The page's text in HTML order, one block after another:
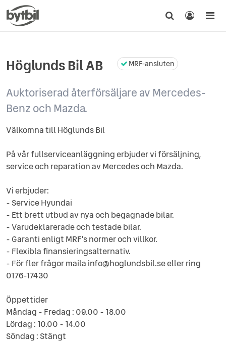
Höglunds Bil AB MRF-ansluten
Auktoriserad återförsäljare av Mercedes-
Benz och Mazda.
Välkomna till Höglunds Bil
På vår fullserviceanläggning erbjuder vi försäljning,
service och reparation av Mercedes och Mazda.
Vi erbjuder:
- Service Hyundai
- Ett brett utbud av nya och begagnade bilar.
- Varudeklarerade och testade bilar.
- Garanti enligt MRF's normer och villkor.
- Flexibla finansieringsalternativ.
- För fler frågor maila info@hoglundsbil.se eller ring
0176-17430
Öppettider
Måndag - Fredag : 09.00 - 18.00
Lördag : 10.00 - 14.00
Söndag : Stängt